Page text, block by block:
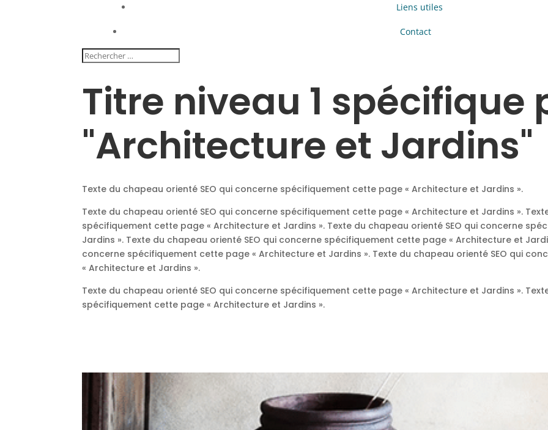
Liens utiles
Contact
Titre niveau 1 spécifique
"Architecture et Jardins"
Texte du chapeau orienté SEO qui concerne spécifiquement cette page « Architecture et Jardins ».
Texte du chapeau orienté SEO qui concerne spécifiquement cette page « Architecture et Jardins ».
spécifiquement cette page « Architecture et Jardins ». Texte du chapeau orienté SEO qui concerne
Jardins ». Texte du chapeau orienté SEO qui concerne spécifiquement cette page « Architecture et
concerne spécifiquement cette page « Architecture et Jardins ». Texte du chapeau orienté SEO qui
« Architecture et Jardins ».
Texte du chapeau orienté SEO qui concerne spécifiquement cette page « Architecture et Jardins ».
spécifiquement cette page « Architecture et Jardins ».